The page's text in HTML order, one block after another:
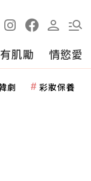
有肌勵 情慾愛
劇 彩妝保養